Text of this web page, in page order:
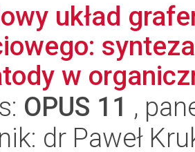
układ
w
OPUS 11 ,
dr Paweł